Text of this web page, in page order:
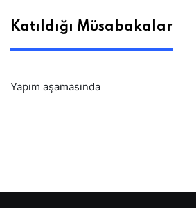
Katıldığı Müsabakalar
Yapım aşamasında